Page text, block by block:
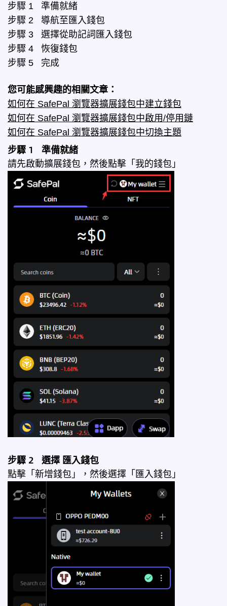
步驟 1 準備就緒
步驟 2 導航至匯入錢包
步驟 3 選擇從助記詞匯入錢包
步驟 4 恢復錢包
步驟 5 完成
您可能感興趣的相關文章：
如何在 SafePal 瀏覽器擴展錢包中建立錢包
如何在 SafePal 瀏覽器擴展錢包中啟用/停用鏈
如何在 SafePal 瀏覽器擴展錢包中切換主題
步驟 1 準備就緒
請先啟動擴展錢包，然後點擊「我的錢包」
步驟 2 選擇 匯入錢包
點擊「新增錢包」，然後選擇「匯入錢包」